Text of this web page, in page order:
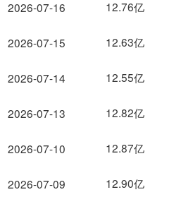
2026-07-16
2026-07-15
2026-07-14
2026-07-13
2026-07-10
2026-07-09
12.76亿
12.63亿
12.55亿
12.82亿
12.87亿
12.90亿